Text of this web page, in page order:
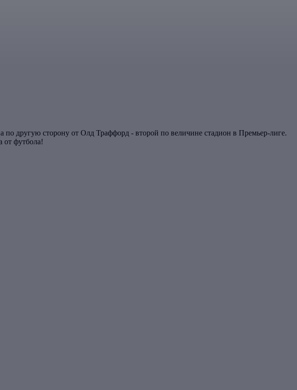
другую сторону от Олд Траффорд - второй по величине стадион в Премьер-лиге.
от футбола!